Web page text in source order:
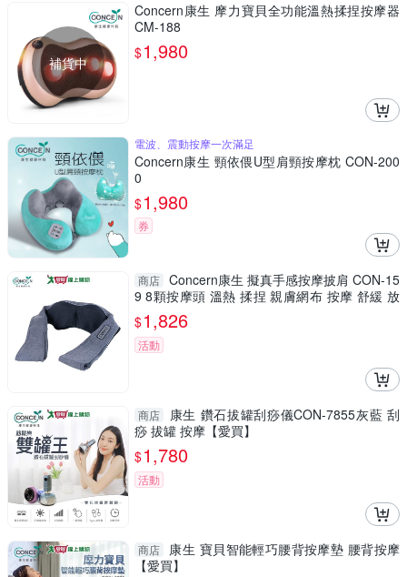
補貨中
Concern康生 摩力寶貝全功能溫熱揉捏按摩器
CM-188
$1,980
電波、震動按摩一次滿足
Concern康生 頸依偎U型肩頸按摩枕 CON-200
0
$1,980
券
商店 Concern康生 擬真手感按摩披肩 CON-15
9 8顆按摩頭 溫熱 揉捏 親膚網布 按摩 舒緩 放
鬆【愛買】
$1,826
活動
商店
康生 鑽石拔罐刮痧儀CON-7855灰藍 刮
痧 拔罐 按摩【愛買】
$1,780
活動
商店
康生 寶貝智能輕巧腰背按摩墊 腰背按摩
【愛買】